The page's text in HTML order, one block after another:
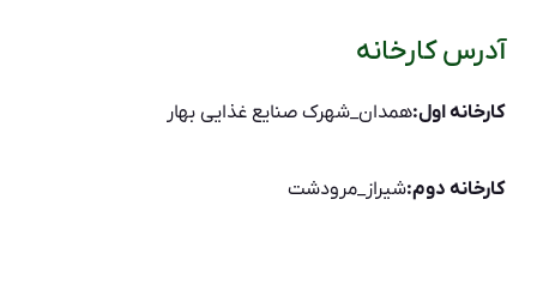
آدرس کارخانه
کارخانه اول:همدان_شهرک صنایع غذایی بهار
کارخانه دوم:شیراز_مرودشت